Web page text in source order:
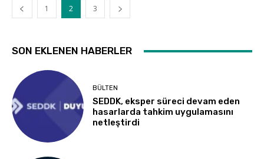
1 2 3
SON EKLENEN HABERLER
BÜLTEN
SEDDK, eksper süreci devam eden
hasarlarda tahkim uygulamasını
netleştirdi